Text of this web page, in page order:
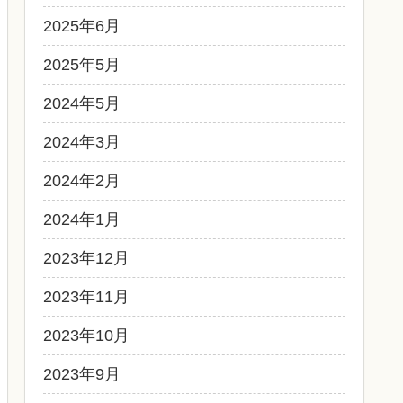
2025年6月
2025年5月
2024年5月
2024年3月
2024年2月
2024年1月
2023年12月
2023年11月
2023年10月
2023年9月